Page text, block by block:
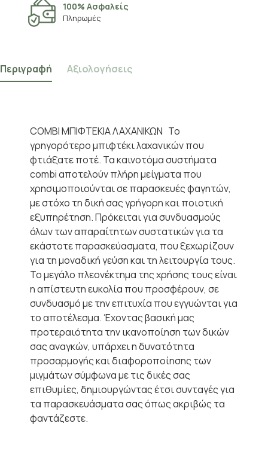
100% Ασφαλείς
Πληρωμές
Περιγραφή Αξιολογήσεις
COMBI ΜΠΙΦΤΕΚΙΑ ΛΑΧΑΝΙΚΩΝ Το
γρηγορότερο μπιφτέκι λαχανικών που
φτιάξατε ποτέ. Τα καινοτόμα συστήματα
combi αποτελούν πλήρη μείγματα που
χρησιμοποιούνται σε παρασκευές φαγητών,
με στόχο τη δική σας γρήγορη και ποιοτική
εξυπηρέτηση. Πρόκειται για συνδυασμούς
όλων των απαραίτητων συστατικών για τα
εκάστοτε παρασκεύασματα, που ξεχωρίζουν
για τη μοναδική γεύση και τη λειτουργία τους.
Το μεγάλο πλεονέκτημα της χρήσης τους είναι
η απίστευτη ευκολία που προσφέρουν, σε
συνδυασμό με την επιτυχία που εγγυώνται για
το αποτέλεσμα. Έχοντας βασική μας
προτεραιότητα την ικανοποίηση των δικών
σας αναγκών, υπάρχει η δυνατότητα
προσαρμογής και διαφοροποίησης των
μιγμάτων σύμφωνα με τις δικές σας
επιθυμίες, δημιουργώντας έτσι συνταγές για
τα παρασκευάσματα σας όπως ακριβώς τα
φαντάζεστε.